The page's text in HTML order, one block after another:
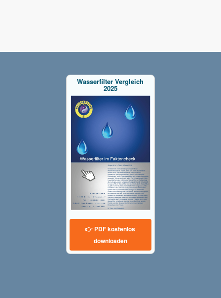
Wasserfilter Vergleich
2025
👉 PDF kostenlos
downloaden